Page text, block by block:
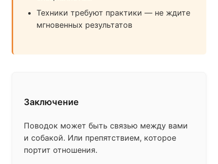
Техники требуют практики — не ждите
мгновенных результатов
Заключение
Поводок может быть связью между вами
и собакой. Или препятствием, которое
портит отношения.